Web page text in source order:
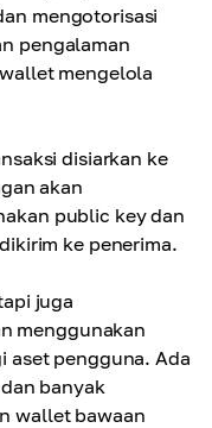
mengotorisasi
pengalaman
mengelola
disiarkan ke
akan
public key dan
ke penerima.
juga
menggunakan
aset pengguna. Ada
banyak
wallet bawaan